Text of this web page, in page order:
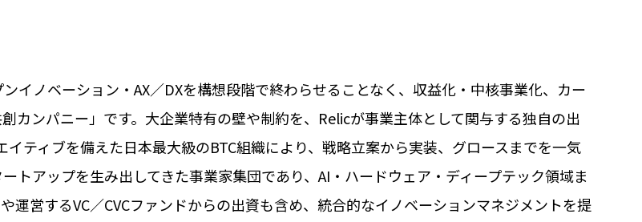
イノベーション・AX／DXを構想段階で終わらせることなく、収益化・中核事業化、カー
カンパニー」です。大企業特有の壁や制約を、Relicが事業主体として関与する独自の出
ティブを備えた日本最大級のBTC組織により、戦略立案から実装、グロースまでを一気
トアップを生み出してきた事業家集団であり、AI・ハードウェア・ディープテック領域ま
運営するVC／CVCファンドからの出資も含め、統合的なイノベーションマネジメントを提